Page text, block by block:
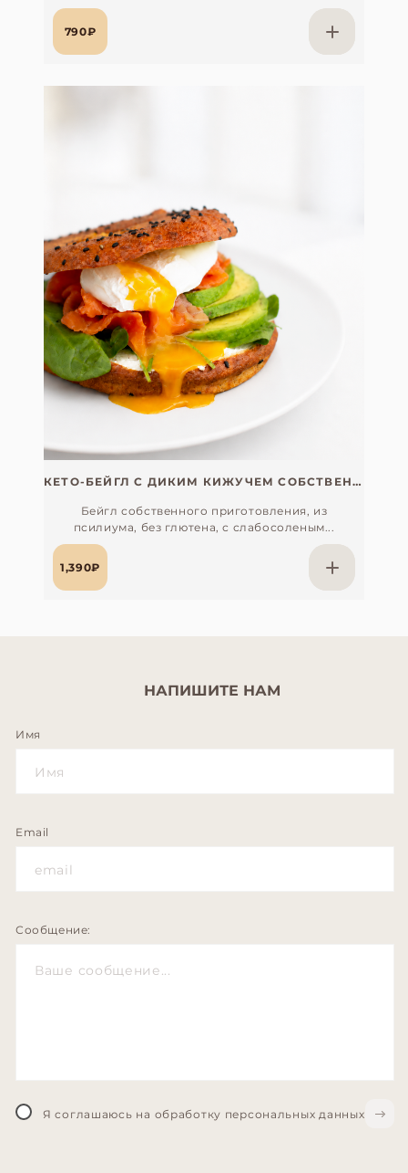
790₽
КЕТО-БЕЙГЛ С ДИКИМ КИЖУЧЕМ СОБСТВЕННОГО ПОСОЛА
Бейгл собственного приготовления, из
псилиума, без глютена, с слабосоленым...
1,390₽
НАПИШИТЕ НАМ
Имя
Email
Сообщение:
Я соглашаюсь на обработку персональных данных